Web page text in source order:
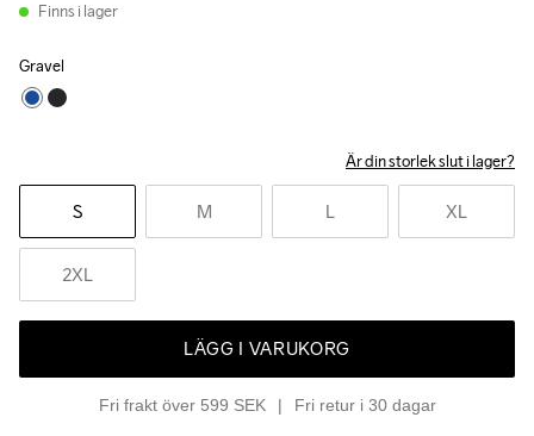
Finns i lager
Gravel
Är din storlek slut i lager?
S M L XL
2XL
LÄGG I VARUKORG
Fri frakt över 599 SEK Fri retur i 30 dagar